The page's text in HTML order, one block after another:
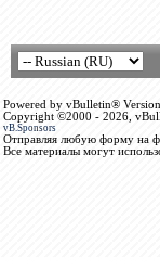
Powered by vBulletin®
Copyright ©2000 - 2026,
vB.Sponsors
Отправляя любую форму на
Все материалы могут